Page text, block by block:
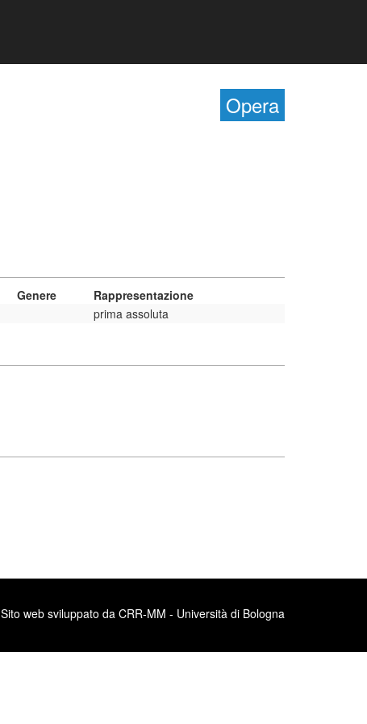
Opera
Genere
Rappresentazione
prima assoluta
Sito web sviluppato da CRR-MM - Università di Bologna